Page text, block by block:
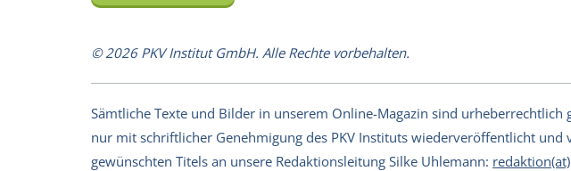
© 2026 PKV Institut GmbH. Alle Rechte vorbehalten.
Sämtliche Texte und Bilder in unserem Online-Magazin sind
nur mit schriftlicher Genehmigung des PKV Instituts wiederveröffentlicht
gewünschten Titels an unsere Redaktionsleitung Silke Uhlemann: